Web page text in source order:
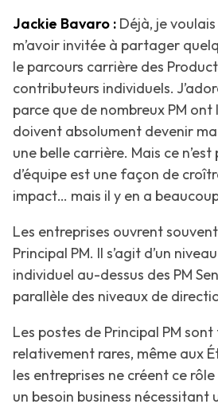
Jackie Bavaro : Déjà, je
m’avoir invitée à partager
le parcours carrière des
contributeurs individuels.
parce que de nombreux PM ont
doivent absolument devenir
une belle carrière. Mais ce
d’équipe est une façon de
impact… mais il y en a
Les entreprises ouvrent
Principal PM. Il s’agit d’un
individuel au-dessus des PM
parallèle des niveaux de
Les postes de Principal PM
relativement rares, même aux
les entreprises ne créent ce
un besoin business nécessitant